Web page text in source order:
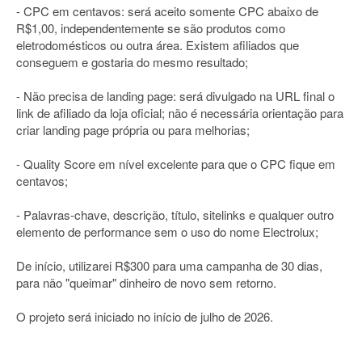
- CPC em centavos: será aceito somente CPC abaixo de
R$1,00, independentemente se são produtos como
eletrodomésticos ou outra área. Existem afiliados que
conseguem e gostaria do mesmo resultado;
- Não precisa de landing page: será divulgado na URL final o
link de afiliado da loja oficial; não é necessária orientação para
criar landing page própria ou para melhorias;
- Quality Score em nível excelente para que o CPC fique em
centavos;
- Palavras-chave, descrição, título, sitelinks e qualquer outro
elemento de performance sem o uso do nome Electrolux;
De início, utilizarei R$300 para uma campanha de 30 dias,
para não "queimar" dinheiro de novo sem retorno.
O projeto será iniciado no início de julho de 2026.